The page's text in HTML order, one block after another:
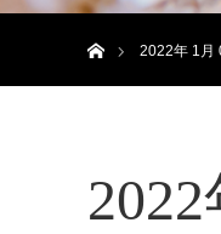
2022年 1月